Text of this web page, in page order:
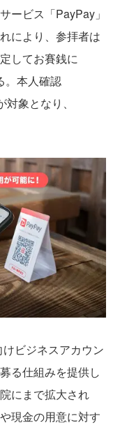
ービス「PayPay」
により、参拝者は
してお賽銭に
。本人確認
象となり、
ビジネスアカウン
る仕組みを提供し
にまで拡大され
現金の用意に対す